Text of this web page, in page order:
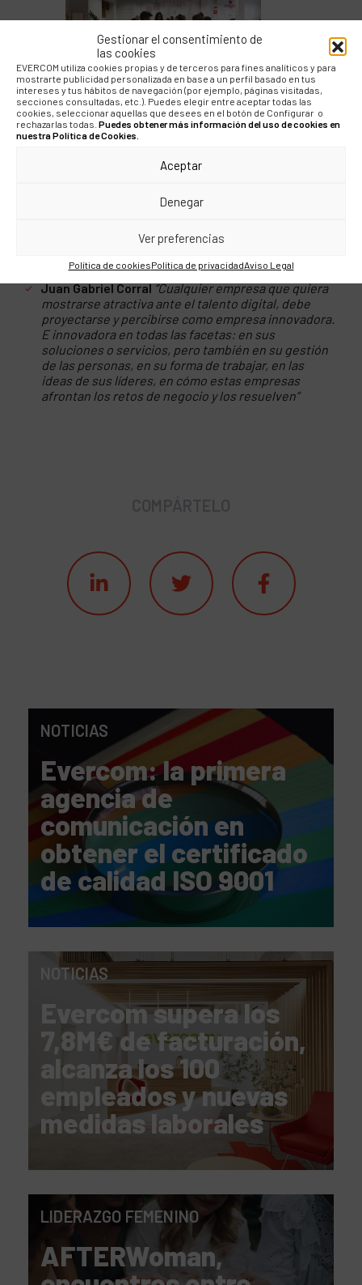
Gestionar el consentimiento de
las cookies
EVERCOM utiliza cookies propias y de terceros para fines analíticos y para
mostrarte publicidad personalizada en base a un perfil basado en tus
intereses y tus hábitos de navegación (por ejemplo, páginas visitadas,
secciones consultadas, etc.). Puedes elegir entre aceptar todas las
cookies, seleccionar aquellas que desees en el botón de Configurar o
rechazarlas todas. Puedes obtener más información del uso de cookies en
nuestra Política de Cookies.
Aceptar
Denegar
Ver preferencias
Política de cookiesPolítica de privacidadAviso Legal
que
haces, está
información no les llega. Así, hoy en día, si no estás
en redes sociales, no existes.”
muy importante. Cada vez son menos los que toman
sin antes indagar, comparar, pedir opinión, etc. Igual
organización conozca las fuentes a las que el
talento acude antes de la toma de decisión.
Juan Gabriel Corral“Cualquier empresa que quiera
mostrarse atractiva ante el talento digital, debe
proyectarse y percibirse como empresa innovadora.
E innovadora en todas las facetas: en sus
soluciones o servicios, pero también en su gestión
de las personas, en su forma de trabajar, en las
ideas de sus líderes, en cómo estas empresas
afrontan los retos de negocio y los resuelven”
NOTICIAS
Evercom: la primera
agencia de
comunicación en
obtener el certificado
de calidad ISO 9001
NOTICIAS
Evercom supera los
7,8M€ de facturación,
alcanza los 100
empleados y nuevas
medidas laborales
LIDERAZGO FEMENINO
AFTERWoman,